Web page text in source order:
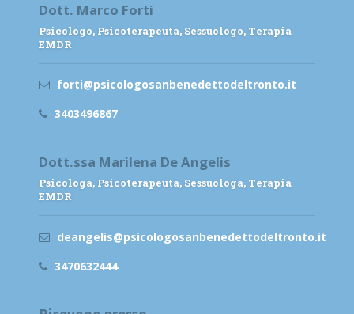
Dott. Marco Forti
Psicologo, Psicoterapeuta, Sessuologo, Terapia
EMDR
forti@psicologosanbenedettodeltronto.it
3403496867
Dott.ssa Marilena De Angelis
Psicologa, Psicoterapeuta, Sessuologa, Terapia
EMDR
deangelis@psicologosanbenedettodeltronto.it
3470632444